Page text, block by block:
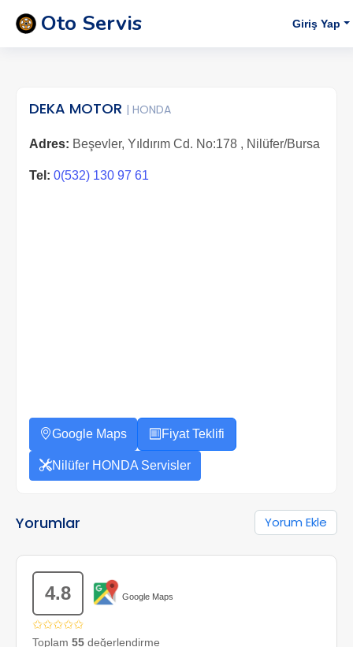
Oto Servis Giriş Yap
DEKA MOTOR | HONDA
Adres: Beşevler, Yıldırım Cd. No:178 , Nilüfer/Bursa
Tel: 0(532) 130 97 61
Google Maps Fiyat Teklifi
Nilüfer HONDA Servisler
Yorumlar Yorum Ekle
4.8 Google Maps
✩✩✩✩✩
Toplam 55 değerlendirme